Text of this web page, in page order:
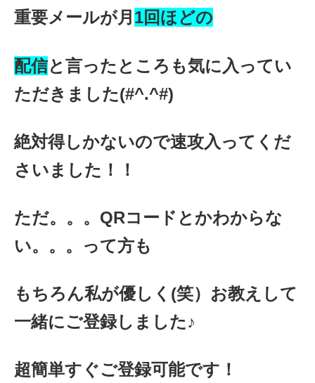
重要メールが月 1回ほどの
配信と言ったところも気に入ってい
ただきました(#^.^#)
絶対得しかないので速攻入ってくだ
さいました！！
ただ。。。QRコードとかわからな
い。。。って方も
もちろん私が優しく(笑）お教えして
一緒にご登録しました♪
超簡単すぐご登録可能です！